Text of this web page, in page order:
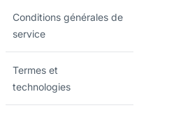
Conditions générales de
service
Termes et
technologies